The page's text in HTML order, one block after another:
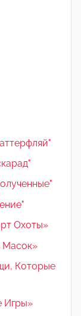
Охоты»
Масок»
Которые
Игры»